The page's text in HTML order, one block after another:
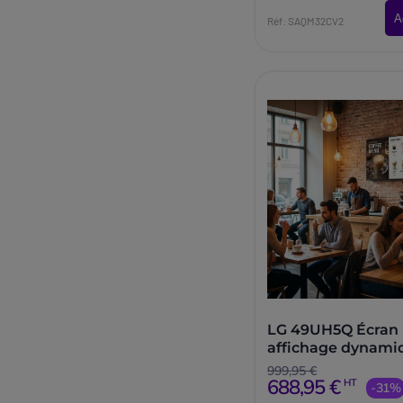
Réf: SAQM32CV2
LG 49UH5Q Écran
affichage
49''
999,95 €
688,95 € HT -31%